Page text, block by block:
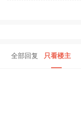
全部回复 只看楼主